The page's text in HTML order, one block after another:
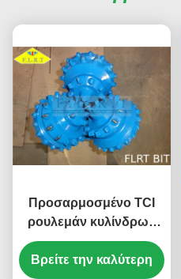
Προσαρμοσμένο TCI
ρουλεμάν κυλίνδρων
Tricone κομματιών
σφραγισμένο λάστιχο
Βρείτε την καλύτερη